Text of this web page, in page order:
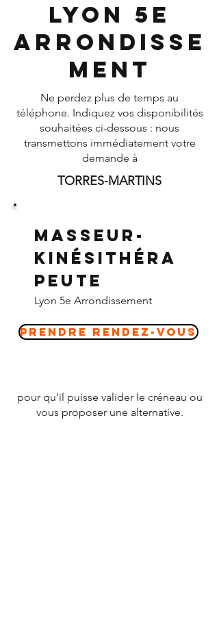
Lyon 5e
Arrondisse
ment
Ne perdez plus de temps au
téléphone. Indiquez vos disponibilités
souhaitées ci-dessous : nous
transmettons immédiatement votre
demande à
TORRES-MARTINS
Masseur-
Kinésithéra
peute
Lyon 5e Arrondissement
Prendre Rendez-vous
pour qu'il puisse valider le créneau ou
vous proposer une alternative.